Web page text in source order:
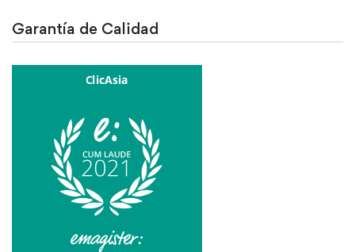
Garantía de Calidad